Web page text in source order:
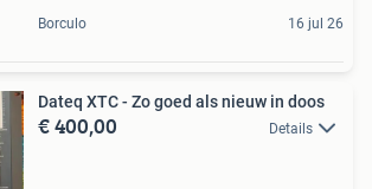
Borculo 16 jul 26
Dateq XTC - Zo goed als nieuw in doos
€ 400,00 Details